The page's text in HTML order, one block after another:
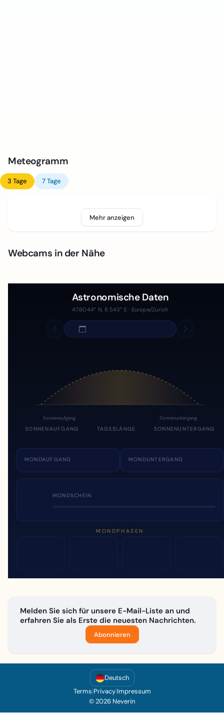
Meteogramm
3 Tage 7 Tage
Mehr anzeigen
Webcams in der Nähe
Astronomische Daten
47.6044° N, 8.543° E · Europe/Zurich
Sonnenaufgang Sonnenuntergang
SONNENAUFGANG TAGESLÄNGE SONNENUNTERGANG
MONDAUFGANG MONDUNTERGANG
MONDSCHEIN
MONDPHASEN
Melden Sie sich für unsere E-Mail-Liste an und
erfahren Sie als Erste die neuesten Nachrichten.
Abonnieren
Deutsch
Terms|Privacy|Impressum
© 2026 Neverin